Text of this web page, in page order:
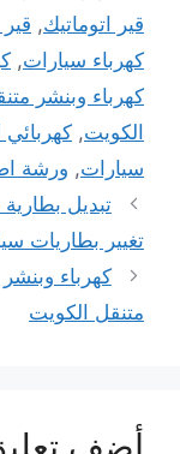
قير اتوماتيك,
كهرباء سيارات,
كهرباء وبنشر
الكويت, كهربائي
سيارات, ورشة
تغيير بطاريات
متنقل الكويت